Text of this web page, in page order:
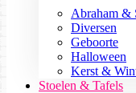
Abraham &
Diversen
Geboorte
Halloween
Kerst &
Stoelen & Tafels